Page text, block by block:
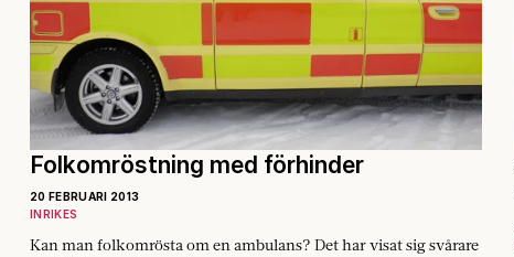
Folkomröstning med förhinder
20 FEBRUARI 2013
INRIKES
Kan man folkomrösta om en ambulans? Det har visat sig svårare